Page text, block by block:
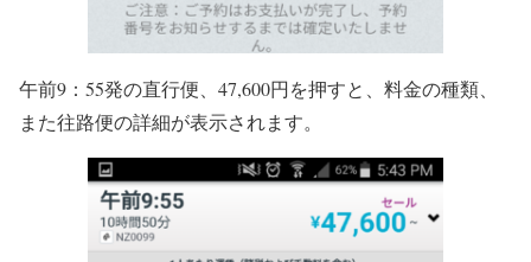
午前9：55発の直行便、47,600円を押すと、料金の種類、
また往路便の詳細が表示されます。